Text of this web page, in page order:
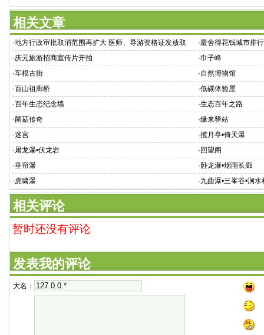
相关文章
·地方行政审批取消范围再扩大 医师、导游资格证发放取
消？
·最舍得花钱城市排
·庆元旅游招商宣传片开拍 ·巾子峰
·车根古街 ·自然博物馆
·百山祖廊桥 ·低碳体验屋
·百年生态纪念墙 ·生态百年之路
·菌菇传奇 ·缘来驿站
·迷宫 ·揽月亭•倚天瀑
·屠龙瀑•伏龙岩 · 回望阁
·垂帘瀑 ·卧龙瀑•烟雨长廊
·虎啸瀑 ·九曲瀑•三峯谷•涧水
相关评论
暂时还没有评论
发表我的评论
大名：